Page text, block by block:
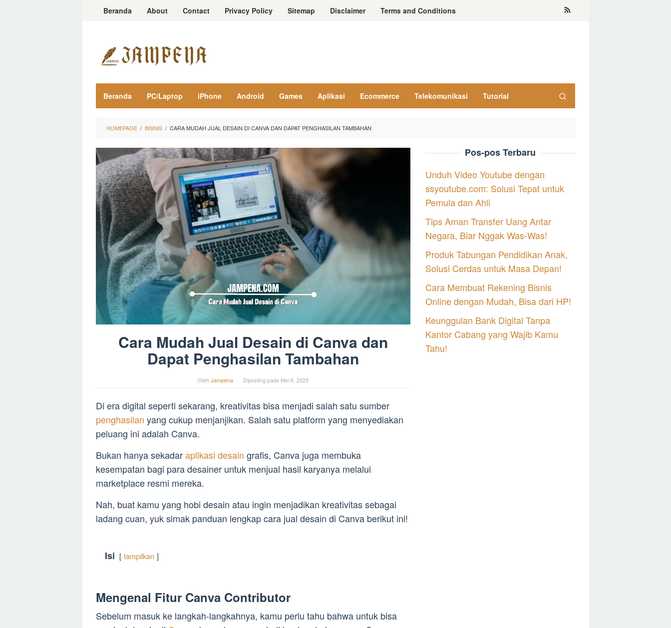
LoncatBeranda About Contact Privacy Policy Sitemap Disclaimer Terms and Conditions
Beranda PC/Laptop iPhone Android Games Aplikasi Ecommerce Telekomunikasi Tutorial
HOMEPAGE / BISNIS / CARA MUDAH JUAL DESAIN DI CANVA DAN DAPAT PENGHASILAN TAMBAHAN
Cara Mudah Jual Desain di Canva dan
Dapat Penghasilan Tambahan
OlehJampena Diposting pada Mei 6, 2025
Di era digital seperti sekarang, kreativitas bisa menjadi salah satu sumber
penghasilan yang cukup menjanjikan. Salah satu platform yang menyediakan
peluang ini adalah Canva.
Bukan hanya sekadaraplikasi desain grafis, Canva juga membuka
kesempatan bagi para desainer untuk menjual hasil karyanya melalui
marketplace resmi mereka.
Nah, buat kamu yang hobi desain atau ingin menjadikan kreativitas sebagai
ladang cuan, yuk simak panduan lengkap cara jual desain di Canva berikut ini!
Isi tampilkan
Mengenal Fitur Canva Contributor
Sebelum masuk ke langkah-langkahnya, kamu perlu tahu bahwa untuk bisa
Pos-pos Terbaru
Unduh Video Youtube dengan
ssyoutube.com: Solusi Tepat untuk
Pemula dan Ahli
Tips Aman Transfer Uang Antar
Negara, Biar Nggak Was-Was!
Produk Tabungan Pendidikan Anak,
Solusi Cerdas untuk Masa Depan!
Cara Membuat Rekening Bisnis
Online dengan Mudah, Bisa dari HP!
Keunggulan Bank Digital Tanpa
Kantor Cabang yang Wajib Kamu
Tahu!